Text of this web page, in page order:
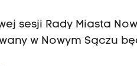
sesji Rady Miasta
w Nowym Sączu